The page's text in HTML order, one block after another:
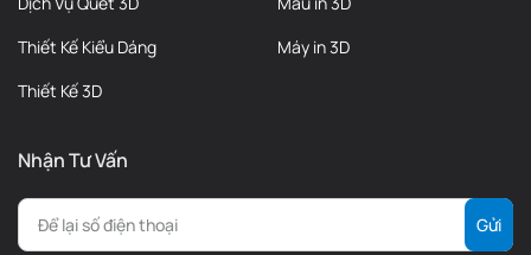
Thiết Kế Kiểu Dáng
Thiết Kế 3D
Máy in 3D
Nhận Tư Vấn